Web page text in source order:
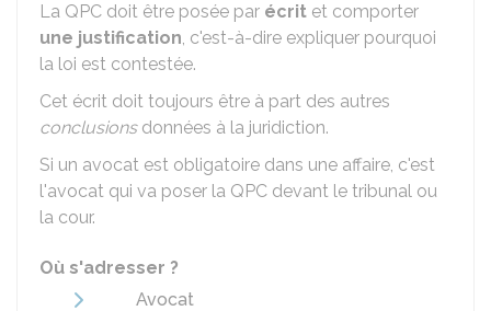
La QPC doit être posée par écrit et comporter
une justification, c'est-à-dire expliquer pourquoi
la loi est contestée.
Cet écrit doit toujours être à part des autres
conclusionsdonnées à la juridiction.
Si un avocat est obligatoire dans une affaire, c'est
l'avocat qui va poser la QPC devant le tribunal ou
la cour.
Où s'adresser ?
Avocat